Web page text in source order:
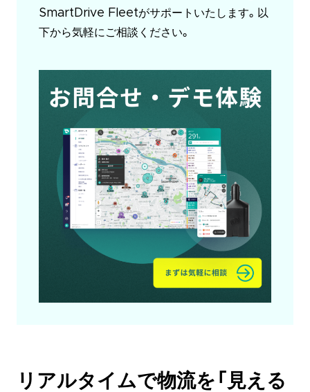
SmartDrive Fleetがサポートいたします。以
下から気軽にご相談ください。
リアルタイムで物流を「見える